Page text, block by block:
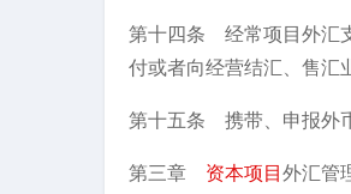
第十四条 经常项目外汇
付或者向经营结汇、售汇
第十五条 携带、申报外
第三章 资本项目外汇管